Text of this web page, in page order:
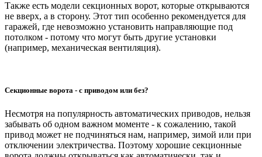
Также есть модели секционных ворот, которые открываются
не вверх, а в сторону. Этот тип особенно рекомендуется для
гаражей, где невозможно установить направляющие под
потолком - потому что могут быть другие установки
(например, механическая вентиляция).
Секционные ворота - с приводом или без?
Несмотря на популярность автоматических приводов, нельзя
забывать об одном важном моменте - к сожалению, такой
привод может не подчиняться нам, например, зимой или при
отключении электричества. Поэтому хорошие секционные